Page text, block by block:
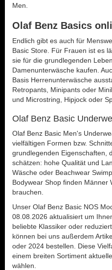
Men.
Olaf Benz Basics
Endlich gibt es auch für
Basic Store. Für Frauen ist es
sie für die grundlegenden
Damenunterwäsche kaufen.
Basis Herrenunterwäsche
Retropants, Minipants oder
und Microstring, Hipjock oder
Olaf Benz Basic
Olaf Benz Basic Men's
vielfältigen Formen bzw.
grundlegenden Eigenschaften,
schätzen: hohe Qualität und
Wäsche oder Beachwear
Bodywear Shop finden Männer
brauchen.
Unser Olaf Benz Basic NOS
08.08.2026 aktualisiert um
beliebte Klassiker oder
können bei uns außerdem
oder 2024 bestellen. Diese
einem breiten Sortiment
wählen.